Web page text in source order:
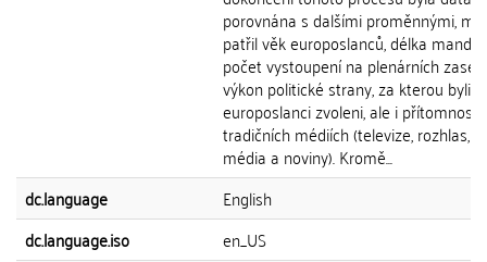
porovnána s dalšími proměnnými,
patřil věk europoslanců, délka
počet vystoupení na plenárních
výkon politické strany, za kterou byli
europoslanci zvoleni, ale i přítomnost
tradičních médiích (televize, rozhlas,
média a noviny). Kromě...
dc.language
English
dc.language.iso
en_US